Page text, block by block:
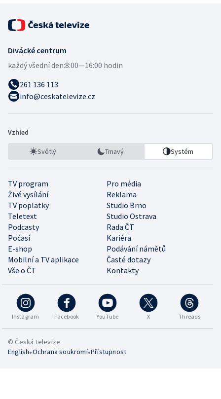
Divácké centrum
každý všední den:8:00—16:00 hodin
261 136 113
info@ceskatelevize.cz
Vzhled
Světlý Tmavý Systém
TV program
Pro média
Živé vysílání
Reklama
TV poplatky
Studio Brno
Teletext
Studio Ostrava
Podcasty
Rada ČT
Počasí
Kariéra
E-shop
Podávání námětů
Mobilní a TV aplikace
Časté dotazy
Vše o ČT
Kontakty
Instagram Facebook YouTube X Threads
© Česká televize
English•Ochrana soukromí•Přístupnost